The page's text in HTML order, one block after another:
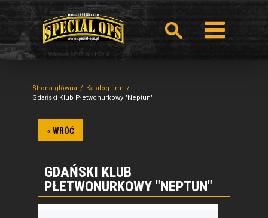
Strona główna
Katalog firm
Gdański Klub Płetwonurkowy "Neptun"
« WRÓĆ
GDAŃSKI KLUB
PŁETWONURKOWY "NEPTUN"